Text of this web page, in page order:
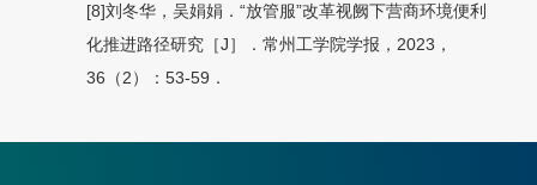
[8]刘冬华，吴娟娟．“放管服”改革视阙下营商环境便利
化推进路径研究［J］．常州工学院学报，2023，
36（2）：53-59．